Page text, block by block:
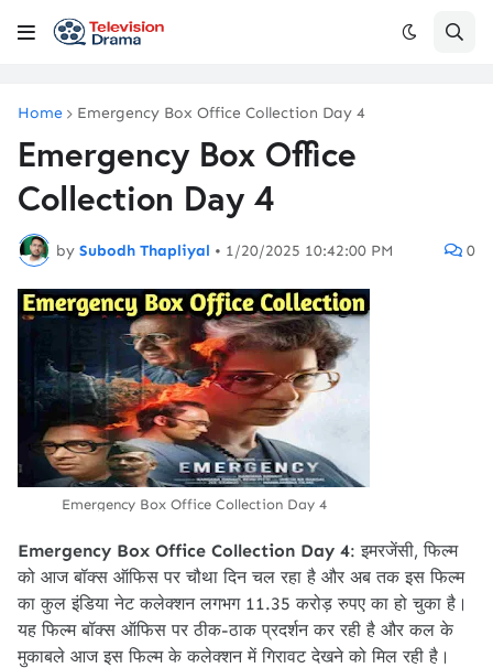
Home Emergency Box Office Collection Day 4
Emergency Box Office
Collection Day 4
by Subodh Thapliyal • 1/20/2025 10:42:00 PM 0
Emergency Box Office Collection Day 4
Emergency Box Office Collection Day 4: इमरजेंसी, फिल्म
को आज बॉक्स ऑफिस पर चौथा दिन चल रहा है और अब तक इस फिल्म
का कुल इंडिया नेट कलेक्शन लगभग 11.35 करोड़ रुपए का हो चुका है।
यह फिल्म बॉक्स ऑफिस पर ठीक-ठाक प्रदर्शन कर रही है और कल के
मुकाबले आज इस फिल्म के कलेक्शन में गिरावट देखने को मिल रही है।